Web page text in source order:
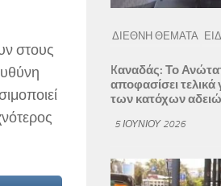
στους
ΔΙΕΘΝΗ ΘΕΜΑΤΑ
Kαναδάς: Το
αποφασίσει
των κατόχων
5 ΙΟΥΝΊΟΥ 2026